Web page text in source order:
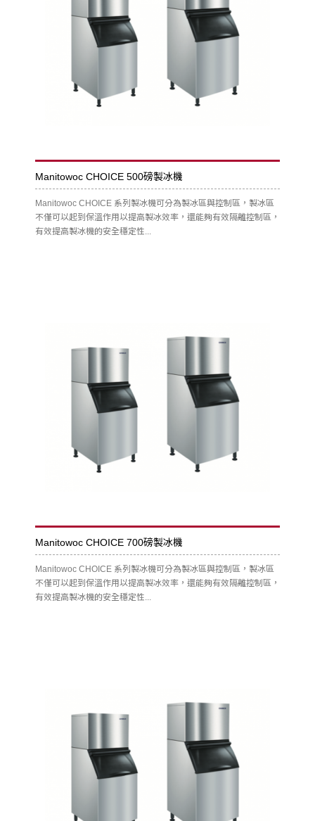
Manitowoc CHOICE 500磅製冰機
Manitowoc CHOICE 系列製冰機可分為製冰區與控制區，製冰區
不僅可以起到保溫作用以提高製冰效率，還能夠有效隔離控制區，
有效提高製冰機的安全穩定性...
Manitowoc CHOICE 700磅製冰機
Manitowoc CHOICE 系列製冰機可分為製冰區與控制區，製冰區
不僅可以起到保溫作用以提高製冰效率，還能夠有效隔離控制區，
有效提高製冰機的安全穩定性...